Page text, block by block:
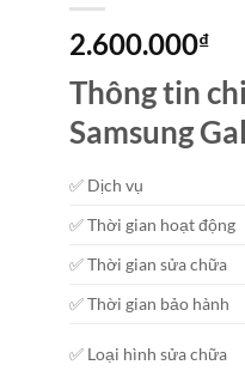
2.600.000₫
Thông tin
Samsung
✅ Dịch vụ
✅ Thời gian hoạt động
✅ Thời gian sửa chữa
✅ Thời gian bảo hành
✅ Loại hình sửa chữa